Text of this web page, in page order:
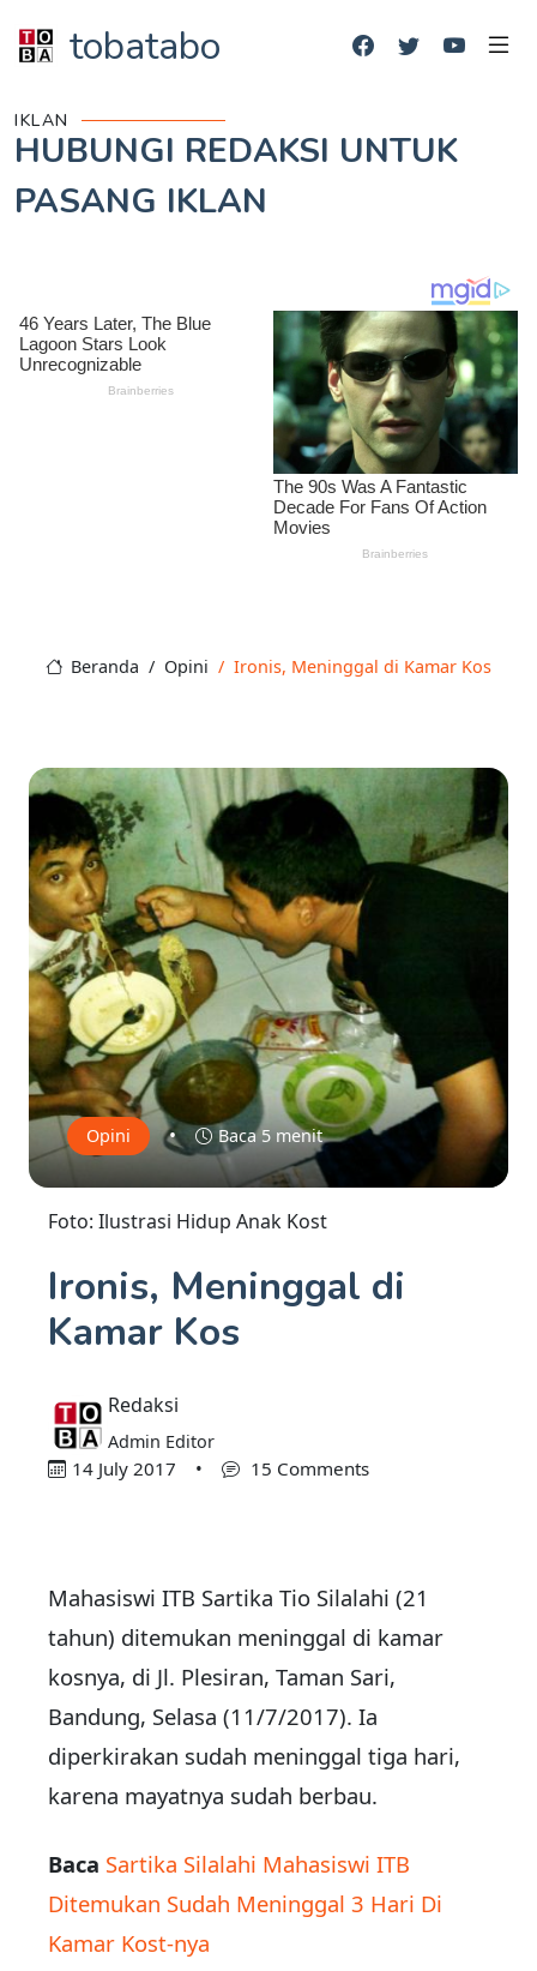
tobatabo
IKLAN
HUBUNGI REDAKSI UNTUK
PASANG IKLAN
Beranda Opini Ironis, Meninggal di Kamar Kos
Opini • Baca 5 menit
Foto: Ilustrasi Hidup Anak Kost
Ironis, Meninggal di
Kamar Kos
Redaksi
Admin Editor
14 July 2017 • 15 Comments
Mahasiswi ITB Sartika Tio Silalahi (21
tahun) ditemukan meninggal di kamar
kosnya, di Jl. Plesiran, Taman Sari,
Bandung, Selasa (11/7/2017). Ia
diperkirakan sudah meninggal tiga hari,
karena mayatnya sudah berbau.
Baca Sartika Silalahi Mahasiswi ITB
Ditemukan Sudah Meninggal 3 Hari Di
Kamar Kost-nya